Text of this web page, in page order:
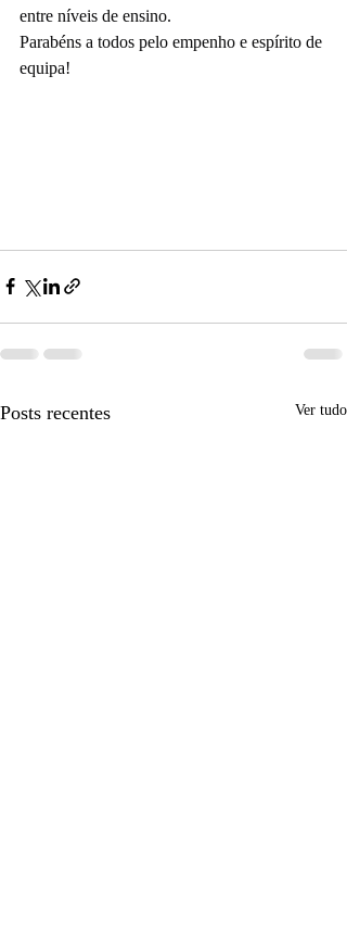
entre níveis de ensino.
Parabéns a todos pelo empenho e espírito de
equipa!
Posts recentes Ver tudo